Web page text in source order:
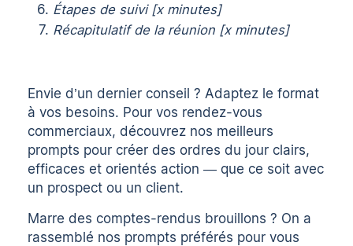
Étapes de suivi [x minutes]
Récapitulatif de la réunion [x minutes]
Envie d’un dernier conseil ? Adaptez le format
à vos besoins. Pourvos rendez-vous
commerciaux, découvrez nos meilleurs
prompts pour créer des ordres du jour clairs,
efficaces et orientés action — que ce soit avec
un prospect ou un client.
Marre des comptes-rendus brouillons ? On a
rassemblé nos prompts préférés pour vous